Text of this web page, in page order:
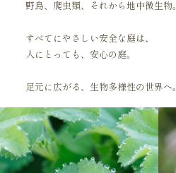
野鳥、爬虫類、それから地中微生物。
すべてにやさしい安全な庭は、
人にとっても、安心の庭。
足元に広がる、生物多様性の世界へ。